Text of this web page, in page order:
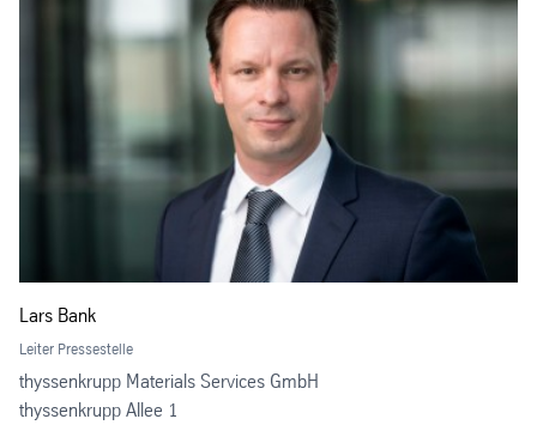
Lars Bank
Leiter Pressestelle
thyssenkrupp Materials Services GmbH
thyssenkrupp Allee 1